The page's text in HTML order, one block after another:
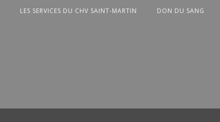
LES SERVICES DU CHV SAINT-MARTIN DON DU SANG